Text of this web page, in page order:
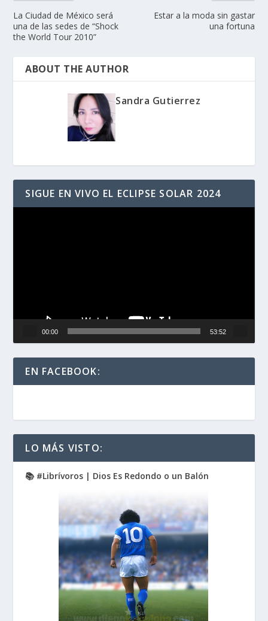
La Ciudad de México será
una de las sedes de “Shock
the World Tour 2010”
Estar a la moda sin gastar
una fortuna
ABOUT THE AUTHOR
Sandra Gutierrez
SIGUE EN VIVO EL ECLIPSE SOLAR 2024
00:00 53:52
EN FACEBOOK:
LO MÁS VISTO:
📚 #Librívoros | Dios Es Redondo o un Balón